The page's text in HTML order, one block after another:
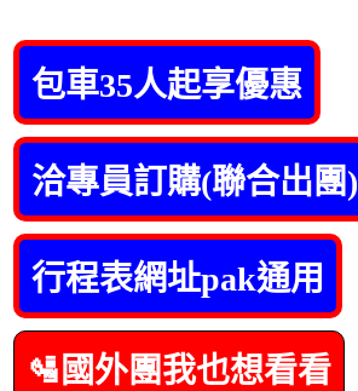
包車35人起享優惠
洽專員訂購(聯合出團)
行程表網址pak通用
🛂國外團我也想看看